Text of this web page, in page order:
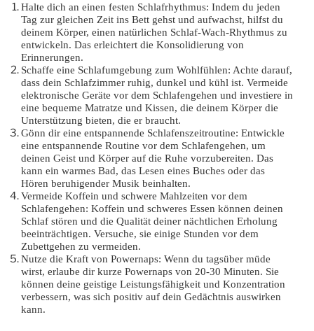
Halte dich an einen festen Schlafrhythmus: Indem du jeden
Tag zur gleichen Zeit ins Bett gehst und aufwachst, hilfst du
deinem Körper, einen natürlichen Schlaf-Wach-Rhythmus zu
entwickeln. Das erleichtert die Konsolidierung von
Erinnerungen.
Schaffe eine Schlafumgebung zum Wohlfühlen: Achte darauf,
dass dein Schlafzimmer ruhig, dunkel und kühl ist. Vermeide
elektronische Geräte vor dem Schlafengehen und investiere in
eine bequeme Matratze und Kissen, die deinem Körper die
Unterstützung bieten, die er braucht.
Gönn dir eine entspannende Schlafenszeitroutine: Entwickle
eine entspannende Routine vor dem Schlafengehen, um
deinen Geist und Körper auf die Ruhe vorzubereiten. Das
kann ein warmes Bad, das Lesen eines Buches oder das
Hören beruhigender Musik beinhalten.
Vermeide Koffein und schwere Mahlzeiten vor dem
Schlafengehen: Koffein und schweres Essen können deinen
Schlaf stören und die Qualität deiner nächtlichen Erholung
beeinträchtigen. Versuche, sie einige Stunden vor dem
Zubettgehen zu vermeiden.
Nutze die Kraft von Powernaps: Wenn du tagsüber müde
wirst, erlaube dir kurze Powernaps von 20-30 Minuten. Sie
können deine geistige Leistungsfähigkeit und Konzentration
verbessern, was sich positiv auf dein Gedächtnis auswirken
kann.